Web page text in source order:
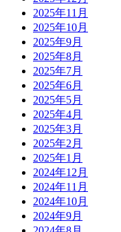
2025年11月
2025年10月
2025年9月
2025年8月
2025年7月
2025年6月
2025年5月
2025年4月
2025年3月
2025年2月
2025年1月
2024年12月
2024年11月
2024年10月
2024年9月